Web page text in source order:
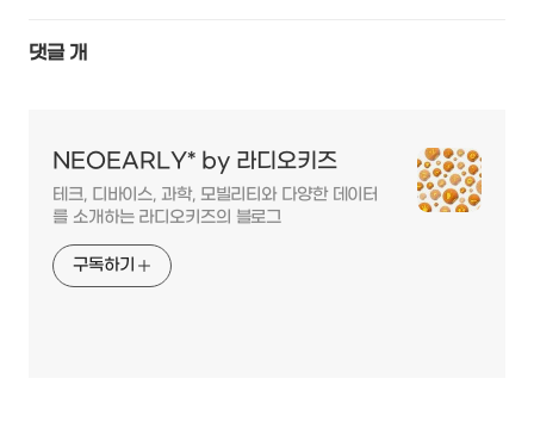
댓글 개
NEOEARLY* by 라디오키즈
테크, 디바이스, 과학, 모빌리티와 다양한 데이터
를 소개하는 라디오키즈의 블로그
구독하기